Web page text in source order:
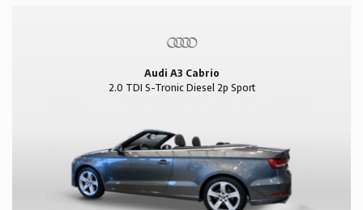
Audi A3 Cabrio
2.0 TDI S-Tronic Diesel 2p Sport